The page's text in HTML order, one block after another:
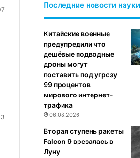
Последние новости науки
Китайские военные
предупредили что
дешёвые подводные
дроны могут
поставить под угрозу
99 процентов
мирового интернет-
трафика
06.08.2026
Вторая ступень ракеты
Falcon 9 врезалась в
Луну